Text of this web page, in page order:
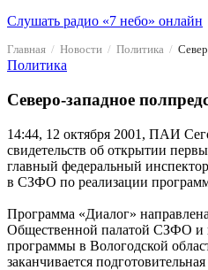
Слушать радио «7 небо» онлайн
Главная Новости Политика
Политика
Северо-западное
14:44, 12 октября 2001, ПАИ
свидетельств об открытии
главный федеральный
в СЗФО по реализации
Программа «Диалог»
Общественной палатой СЗФО и
программы в Вологодской
заканчивается подготовительная